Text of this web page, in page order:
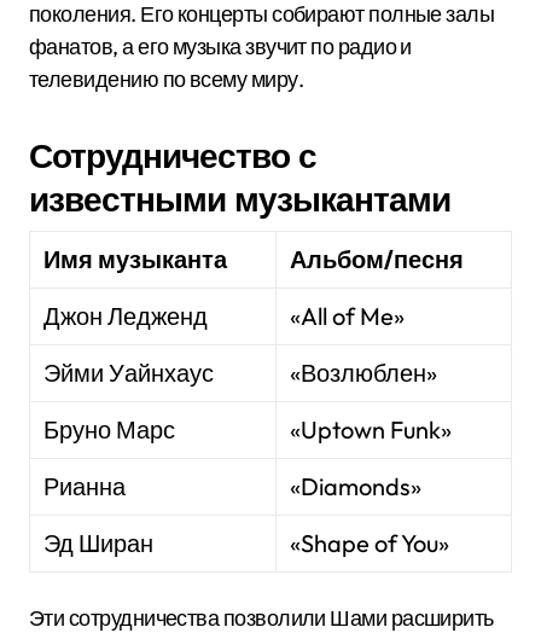
поколения. Его концерты собирают полные залы
фанатов, а его музыка звучит по радио и
телевидению по всему миру.
Сотрудничество с
известными музыкантами
Имя музыканта
Альбом/песня
Джон Ледженд
«All of Me»
Эйми Уайнхаус
«Возлюблен»
Бруно Марс
«Uptown Funk»
Рианна
«Diamonds»
Эд Ширан
«Shape of You»
Эти сотрудничества позволили Шами расширить